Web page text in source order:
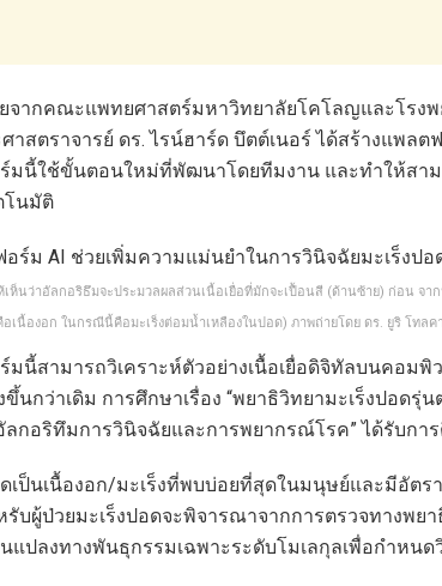
จากคณะแพทยศาสตร์มหาวิทยาลัยโคโลญและโรง
าสตราจารย์ ดร. ไรน์ฮาร์ด บึตต์เนอร์ ได้สร้างแพ
มนี้ใช้ขั้นตอนใหม่ที่พัฒนาโดยทีมงาน และทำให้สาม
โนมัติ
ห็นว่าอัลกอริธึมจะประมวลผลส่วนเนื้อเยื่อที่มักจะเปื้อนสี (ด้านซ้าย) ก่อน จา
อเนื้องอก ในกรณีนี้คือมะเร็งต่อมน้ำเหลืองในปอด) ภาพถ่ายโดย ดร. ยูริ โทลค
มนี้สามารถวิเคราะห์ตัวอย่างเนื้อเยื่อดิจิทัลบนคอมพิ
ขึ้นกว่าเดิม การศึกษาเรื่อง “พยาธิวิทยามะเร็งปอด
ลกอริทึมการวินิจฉัยและการพยากรณ์โรค” ได้รับการ
ดเป็นเนื้องอก/มะเร็งที่พบบ่อยที่สุดในมนุษย์และมีอัตร
รับผู้ป่วยมะเร็งปอดจะพิจารณาจากการตรวจทางพ
นแปลงทางพันธุกรรมเฉพาะระดับโมเลกุลเพื่อกำหน